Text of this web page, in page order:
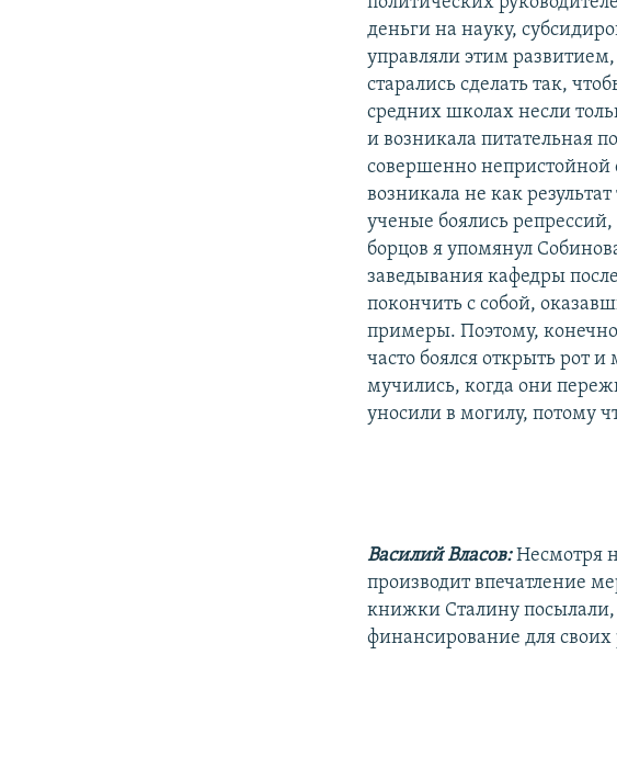
деньги на науку,
управляли этим
старались сделать так,
средних школах несли
и возникала питательная
совершенно
возникала не как
ученые боялись репрессий,
борцов я упомянул
заведывания кафедры
покончить с собой,
примеры. Поэтому,
часто боялся открыть рот
мучились, когда они
уносили в могилу, потому
Василий Власов:Несмотря
производит впечатление
книжки Сталину посылали,
финансирование для своих